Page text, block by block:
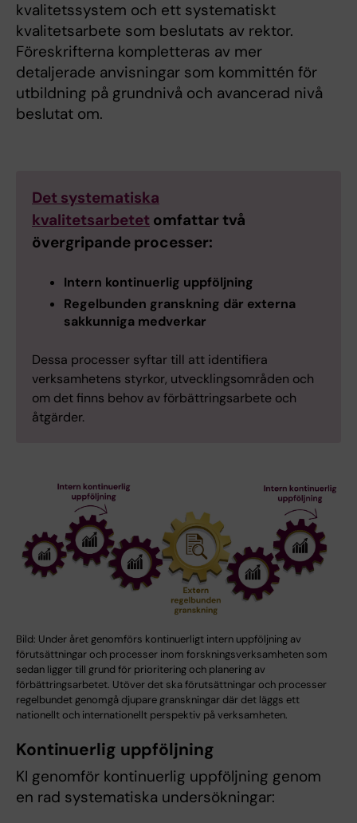
kvalitetssystem och ett systematiskt
kvalitetsarbete som beslutats av rektor.
Föreskrifterna kompletteras av mer
detaljerade anvisningar som kommittén för
utbildning på grundnivå och avancerad nivå
beslutat om.
Det systematiska
kvalitetsarbetet omfattar två
övergripande processer:
Intern kontinuerlig uppföljning
Regelbunden granskning där externa
sakkunniga medverkar
Dessa processer syftar till att identifiera
verksamhetens styrkor, utvecklingsområden och
om det finns behov av förbättringsarbete och
åtgärder.
Bild: Under året genomförs kontinuerligt intern uppföljning av
förutsättningar och processer inom forskningsverksamheten som
sedan ligger till grund för prioritering och planering av
förbättringsarbetet. Utöver det ska förutsättningar och processer
regelbundet genomgå djupare granskningar där det läggs ett
nationellt och internationellt perspektiv på verksamheten.
Kontinuerlig uppföljning
KI genomför kontinuerlig uppföljning genom
en rad systematiska undersökningar: